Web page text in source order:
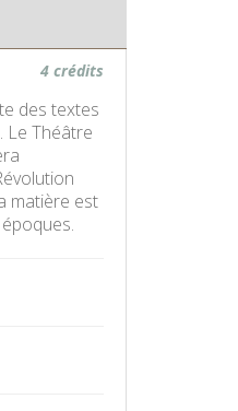
4 crédits
des textes
Le Théâtre
matière est